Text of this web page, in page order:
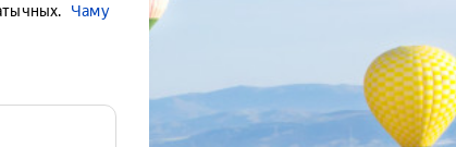
Чаму